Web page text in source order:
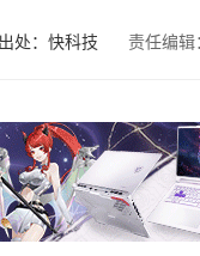
处：快科技 责任编辑